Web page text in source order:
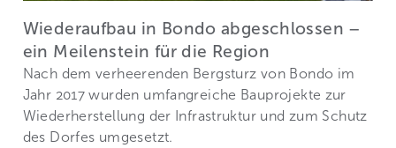
Wiederaufbau in Bondo abgeschlossen –
ein Meilenstein für die Region
Nach dem verheerenden Bergsturz von Bondo im
Jahr 2017 wurden umfangreiche Bauprojekte zur
Wiederherstellung der Infrastruktur und zum Schutz
des Dorfes umgesetzt.